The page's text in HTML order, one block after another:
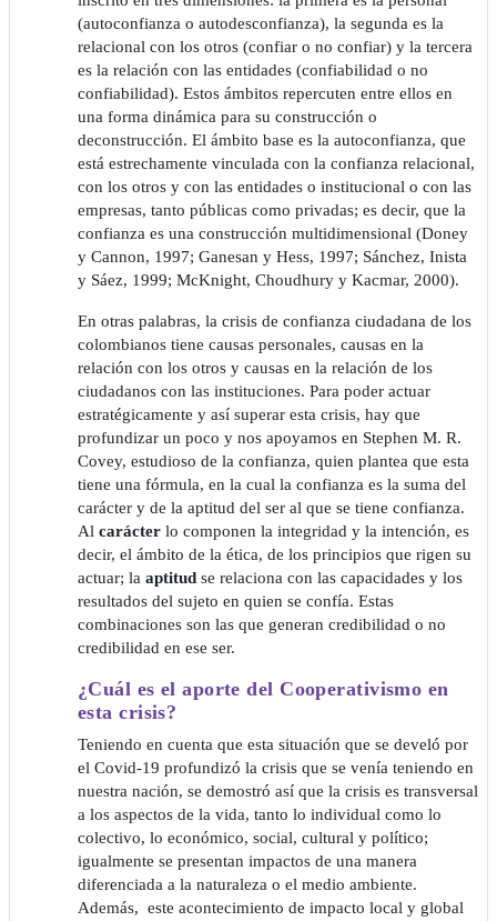
(autoconfianza o autodesconfianza), la segunda es la
relacional con los otros (confiar o no confiar) y la tercera
es la relación con las entidades (confiabilidad o no
confiabilidad). Estos ámbitos repercuten entre ellos en
una forma dinámica para su construcción o
deconstrucción. El ámbito base es la autoconfianza, que
está estrechamente vinculada con la confianza relacional,
con los otros y con las entidades o institucional o con las
empresas, tanto públicas como privadas; es decir, que la
confianza es una construcción multidimensional (Doney
y Cannon, 1997; Ganesan y Hess, 1997; Sánchez, Inista
y Sáez, 1999; McKnight, Choudhury y Kacmar, 2000).
En otras palabras, la crisis de confianza ciudadana de los
colombianos tiene causas personales, causas en la
relación con los otros y causas en la relación de los
ciudadanos con las instituciones. Para poder actuar
estratégicamente y así superar esta crisis, hay que
profundizar un poco y nos apoyamos en Stephen M. R.
Covey, estudioso de la confianza, quien plantea que esta
tiene una fórmula, en la cual la confianza es la suma del
carácter y de la aptitud del ser al que se tiene confianza.
Al carácter lo componen la integridad y la intención, es
decir, el ámbito de la ética, de los principios que rigen su
actuar; la aptitud se relaciona con las capacidades y los
resultados del sujeto en quien se confía. Estas
combinaciones son las que generan credibilidad o no
credibilidad en ese ser.
¿Cuál es el aporte del Cooperativismo en
esta crisis?
Teniendo en cuenta que esta situación que se develó por
el Covid-19 profundizó la crisis que se venía teniendo en
nuestra nación, se demostró así que la crisis es transversal
a los aspectos de la vida, tanto lo individual como lo
colectivo, lo económico, social, cultural y político;
igualmente se presentan impactos de una manera
diferenciada a la naturaleza o el medio ambiente.
Además, este acontecimiento de impacto local y global